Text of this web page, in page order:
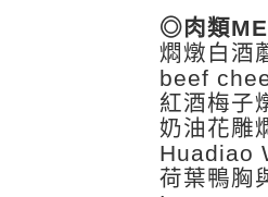
◎肉類
燜燉白酒
beef
紅酒梅子
奶油花雕
Huadiao
荷葉鴨胸